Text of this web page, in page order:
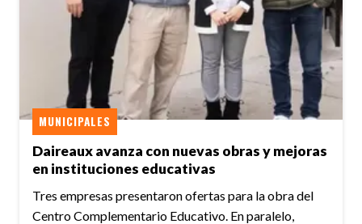
Daireaux avanza con nuevas obras y mejoras
en instituciones educativas
MUNICIPALES
Tres empresas presentaron ofertas para la obra del
Centro Complementario Educativo. En paralelo,